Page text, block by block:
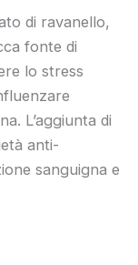
di ravanello,
fonte di
lo stress
L’aggiunta di
anti-
sanguigna e